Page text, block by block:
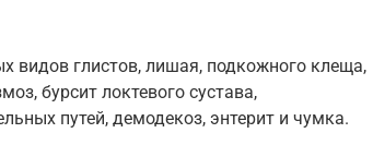
видов глистов, лишая, подкожного клеща,
бурсит локтевого сустава,
путей, демодекоз, энтерит и чумка.